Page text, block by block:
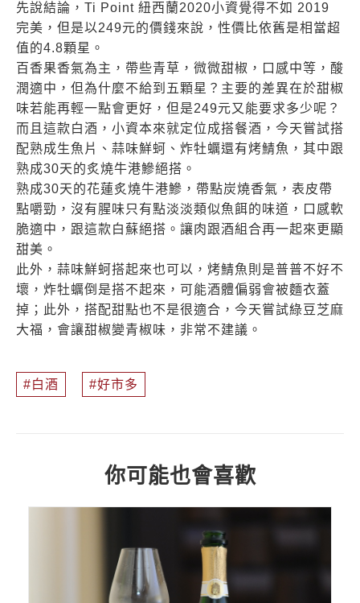
先說結論，Ti Point 紐西蘭2020小資覺得不如 2019
完美，但是以249元的價錢來說，性價比依舊是相當超
值的4.8顆星。
百香果香氣為主，帶些青草，微微甜椒，口感中等，酸
潤適中，但為什麼不給到五顆星？主要的差異在於甜椒
味若能再輕一點會更好，但是249元又能要求多少呢？
而且這款白酒，小資本來就定位成搭餐酒，今天嘗試搭
配熟成生魚片、蒜味鮮蚵、炸牡蠣還有烤鯖魚，其中跟
熟成30天的炙燒牛港鰺絕搭。
熟成30天的花蓮炙燒牛港鰺，帶點炭燒香氣，表皮帶
點嚼勁，沒有腥味只有點淡淡類似魚餌的味道，口感軟
脆適中，跟這款白蘇絕搭。讓肉跟酒組合再一起來更顯
甜美。
此外，蒜味鮮蚵搭起來也可以，烤鯖魚則是普普不好不
壞，炸牡蠣倒是搭不起來，可能酒體偏弱會被麵衣蓋
掉；此外，搭配甜點也不是很適合，今天嘗試綠豆芝麻
大福，會讓甜椒變青椒味，非常不建議。
白酒 好市多
你可能也會喜歡